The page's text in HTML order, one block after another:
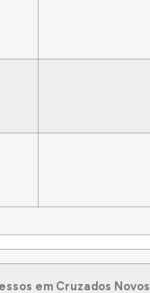
em Cruzados Novos